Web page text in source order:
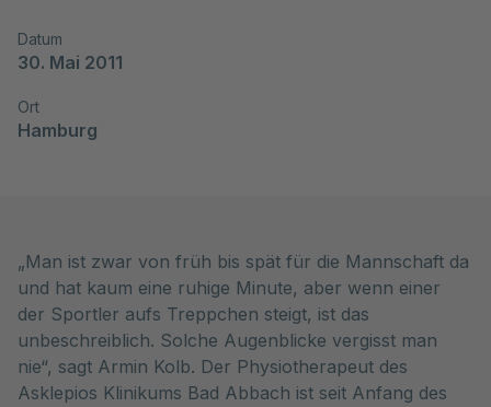
Datum
30. Mai 2011
Ort
Hamburg
„Man ist zwar von früh bis spät für die Mannschaft da
und hat kaum eine ruhige Minute, aber wenn einer
der Sportler aufs Treppchen steigt, ist das
unbeschreiblich. Solche Augenblicke vergisst man
nie“, sagt Armin Kolb. Der Physiotherapeut des
Asklepios Klinikums Bad Abbach ist seit Anfang des